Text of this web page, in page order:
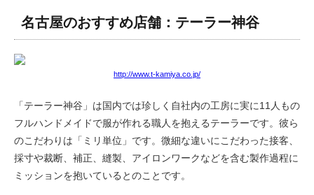
名古屋のおすすめ店舗：テーラー神谷
http://www.t-kamiya.co.jp/
「テーラー神谷」は国内では珍しく自社内の工房に実に11人もの
フルハンドメイドで服が作れる職人を抱えるテーラーです。彼ら
のこだわりは「ミリ単位」です。微細な違いにこだわった接客、
採寸や裁断、補正、縫製、アイロンワークなどを含む製作過程に
ミッションを抱いているとのことです。